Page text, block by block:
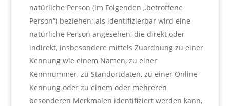
natürliche Person (im Folgenden „betroffene
Person“) beziehen; als identifizierbar wird eine
natürliche Person angesehen, die direkt oder
indirekt, insbesondere mittels Zuordnung zu einer
Kennung wie einem Namen, zu einer
Kennnummer, zu Standortdaten, zu einer Online-
Kennung oder zu einem oder mehreren
besonderen Merkmalen identifiziert werden kann,